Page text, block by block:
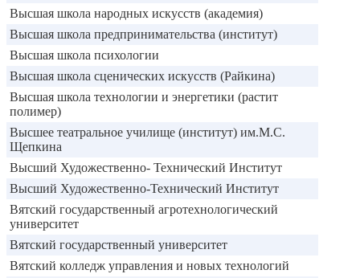
Высшая школа народных искусств (академия)
Высшая школа предпринимательства (институт)
Высшая школа психологии
Высшая школа сценических искусств (Райкина)
Высшая школа технологии и энергетики (растит
полимер)
Высшее театральное училище (институт) им.М.С.
Щепкина
Высший Художественно- Технический Институт
Высший Художественно-Технический Институт
Вятский государственный агротехнологический
университет
Вятский государственный университет
Вятский колледж управления и новых технологий